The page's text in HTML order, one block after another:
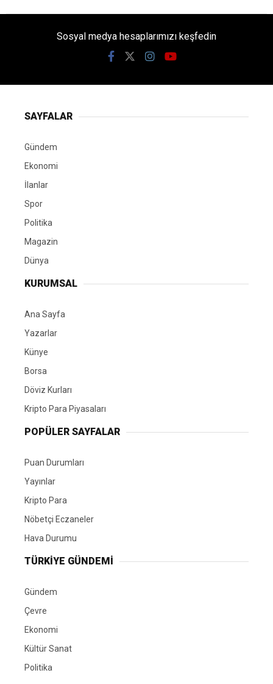
Sosyal medya hesaplarımızı keşfedin
SAYFALAR
Gündem
Ekonomi
İlanlar
Spor
Politika
Magazin
Dünya
KURUMSAL
Ana Sayfa
Yazarlar
Künye
Borsa
Döviz Kurları
Kripto Para Piyasaları
POPÜLER SAYFALAR
Puan Durumları
Yayınlar
Kripto Para
Nöbetçi Eczaneler
Hava Durumu
TÜRKIYE GÜNDEMI
Gündem
Çevre
Ekonomi
Kültür Sanat
Politika